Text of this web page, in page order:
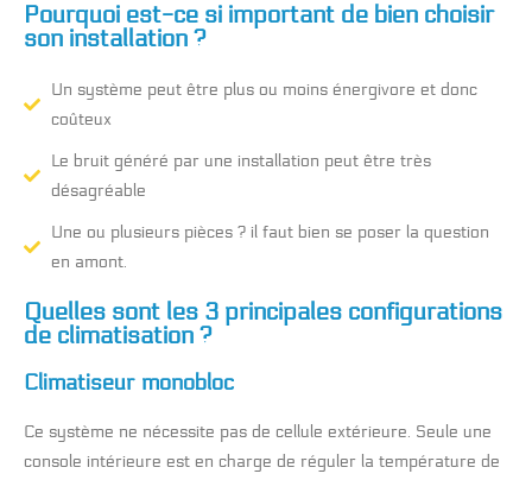
Pourquoi est-ce si important de bien choisir
son installation ?
Un système peut être plus ou moins énergivore et donc
coûteux
Le bruit généré par une installation peut être très
désagréable
Une ou plusieurs pièces ? il faut bien se poser la question
en amont.
Quelles sont les 3 principales configurations
de climatisation ?
Climatiseur monobloc
Ce système ne nécessite pas de cellule extérieure. Seule une
console intérieure est en charge de réguler la température de